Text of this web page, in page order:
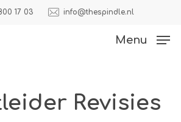
17 03 info@thespindle.nl
Menu
Revisies
Close